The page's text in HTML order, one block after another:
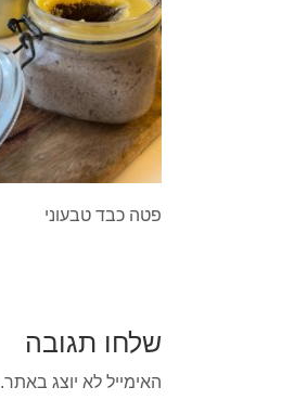
פטה כבד טבעוני
שלחו תגובה
האימייל לא יוצג באתר.